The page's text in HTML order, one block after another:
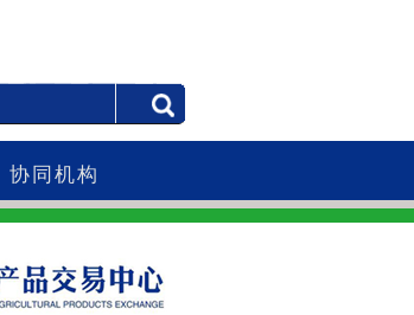
协同机构